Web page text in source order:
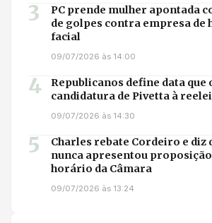
3
PC prende mulher apontada
de golpes contra empresa de
facial
09/07/2026 às 14:00
4
Republicanos define data
candidatura de Pivetta à
09/07/2026 às 14:30
5
Charles rebate Cordeiro e diz
nunca apresentou
horário da Câmara
09/07/2026 às 13:24